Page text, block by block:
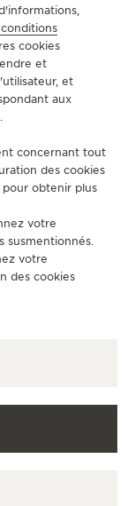
DE
LINKEDIN DE
PAGE JAEGER-
À LA PAGE
SUR LA PAGE
ALLER SUR LA
cookies
et
et
aux
concernant tout
des cookies
pour obtenir plus
votre
susmentionnés.
votre
des cookies